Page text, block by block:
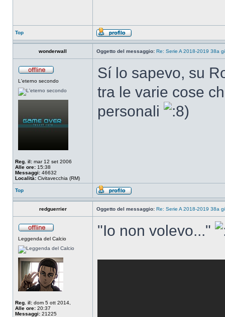
Top
wonderwall Oggetto del messaggio: Re: Serie A 2018-2019 38a
L'eterno secondo
Reg. il: mar 12 set 2006
Alle ore: 15:38
Messaggi: 46632
Località: Civitavecchia (RM)
Sí lo sapevo, su
tra le varie cose
personali
Top
redguerrier Oggetto del messaggio: Re: Serie A 2018-2019 38a
Leggenda del Calcio
Reg. il: dom 5 ott 2014,
Alle ore: 20:37
Messaggi: 21225
"Io non volevo..."